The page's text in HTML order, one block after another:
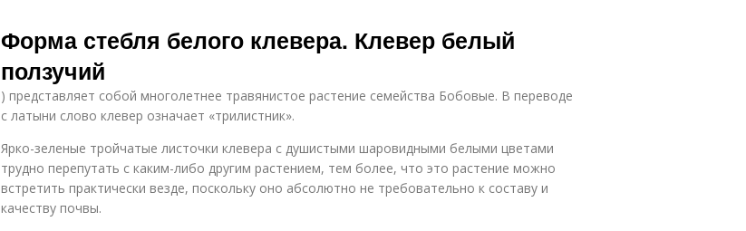
Форма стебля белого клевера. Клевер белый
ползучий
) представляет собой многолетнее травянистое растение семейства Бобовые. В переводе
с латыни слово клевер означает «трилистник».
Ярко-зеленые тройчатые листочки клевера с душистыми шаровидными белыми цветами
трудно перепутать с каким-либо другим растением, тем более, что это растение можно
встретить практически везде, поскольку оно абсолютно не требовательно к составу и
качеству почвы.